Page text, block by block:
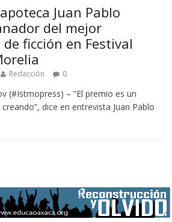
Juan Pablo
del mejor
ficción en Festival
Redacción 0
(#Istmopress) – “El premio es un
dice en entrevista Juan Pablo